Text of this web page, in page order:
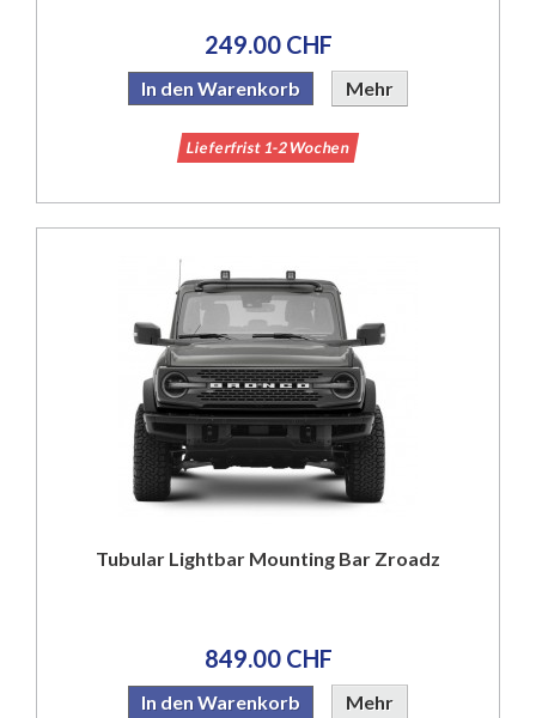
249.00 CHF
In den Warenkorb Mehr
Lieferfrist 1-2 Wochen
Tubular Lightbar Mounting Bar Zroadz
849.00 CHF
In den Warenkorb Mehr